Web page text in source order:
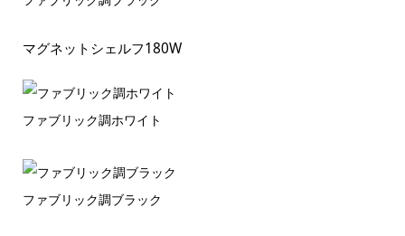
マグネットシェルフ180W
ファブリック調ホワイト
ファブリック調ブラック